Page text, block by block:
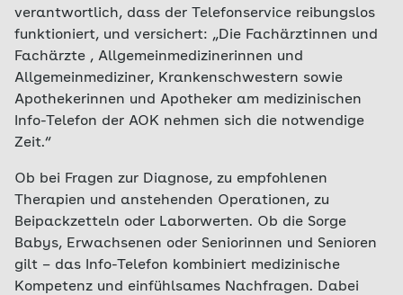
verantwortlich, dass der Telefonservice reibungslos
funktioniert, und versichert: „Die Fachärztinnen und
Fachärzte , Allgemeinmedizinerinnen und
Allgemeinmediziner, Krankenschwestern sowie
Apothekerinnen und Apotheker am medizinischen
Info-Telefon der AOK nehmen sich die notwendige
Zeit.“
Ob bei Fragen zur Diagnose, zu empfohlenen
Therapien und anstehenden Operationen, zu
Beipackzetteln oder Laborwerten. Ob die Sorge
Babys, Erwachsenen oder Seniorinnen und Senioren
gilt – das Info-Telefon kombiniert medizinische
Kompetenz und einfühlsames Nachfragen. Dabei